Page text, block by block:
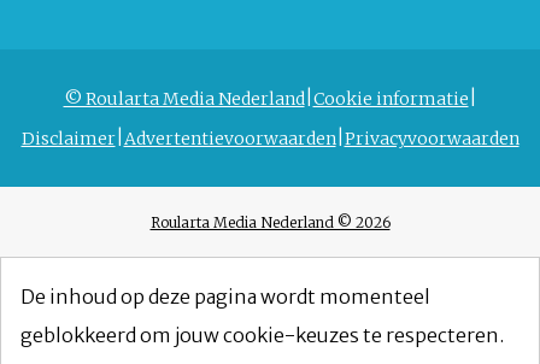
© Roularta Media Nederland Cookie informatie
Disclaimer Advertentievoorwaarden Privacyvoorwaarden
Roularta Media Nederland © 2026
De inhoud op deze pagina wordt momenteel
geblokkeerd om jouw cookie-keuzes te respecteren.